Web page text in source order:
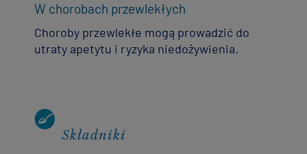
W chorobach przewlekłych
Choroby przewlekłe mogą prowadzić do
utraty apetytu i ryzyka niedożywienia.
Składniki